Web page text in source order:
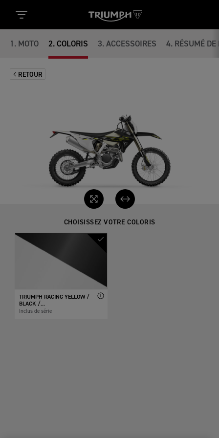
1 . MOTO 2. COLORIS 3. ACCESSOIRES 4. RÉSUMÉ DE
RETOUR
CHOISISSEZ VOTRE COLORIS
TRIUMPH RACING YELLOW /
BLACK /...
Inclus de série